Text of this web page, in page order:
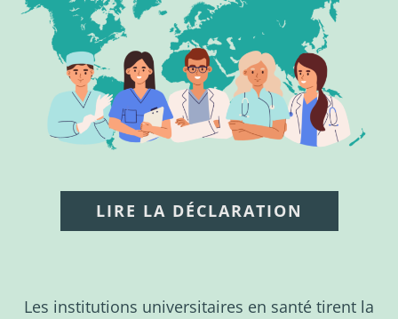
À propos
LIRE LA DÉCLARATION
Les institutions universitaires en santé tirent la